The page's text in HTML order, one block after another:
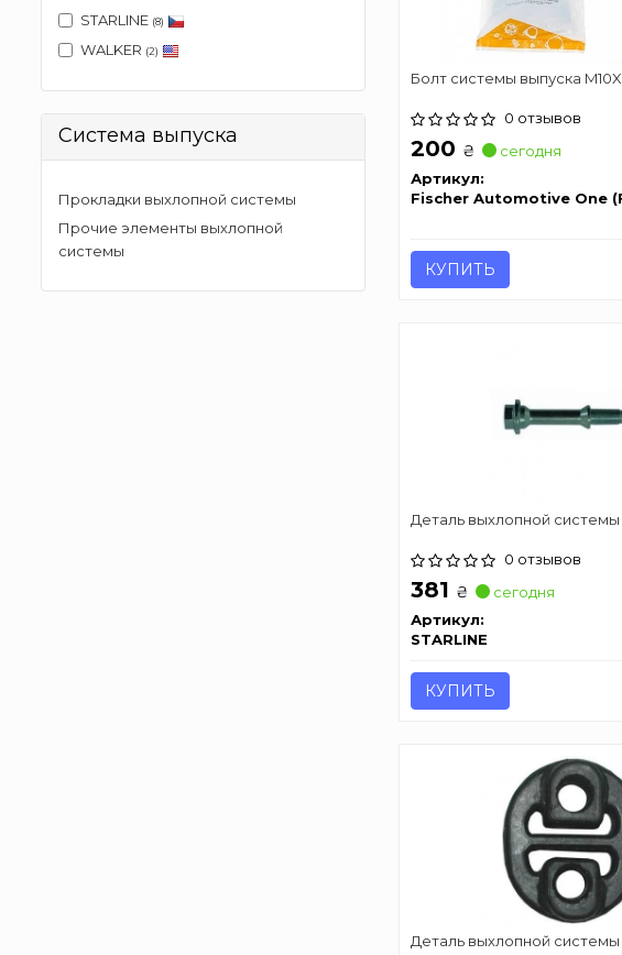
STARLINE (8)
WALKER (2)
Система выпуска
Прокладки выхлопной системы
Прочие элементы выхлопной
системы
Болт системы выпуска
0 отзывов
200 ₴
сегодня
Артикул:
Fischer Automotive One
КУПИТЬ
Деталь выхлопной системы
0 отзывов
381 ₴
сегодня
Артикул:
STARLINE
КУПИТЬ
Деталь выхлопной системы